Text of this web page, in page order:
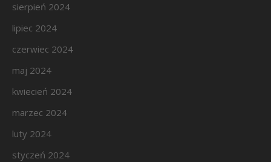
sierpień 2024
lipiec 2024
czerwiec 2024
maj 2024
kwiecień 2024
marzec 2024
luty 2024
styczeń 2024